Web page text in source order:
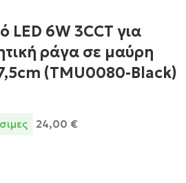
LED 6W 3CCT για
ράγα σε μαύρη
(TMU0080-Black)
24,00 €